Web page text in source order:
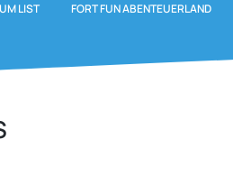
LIST FORT FUN ABENTEUERLAND